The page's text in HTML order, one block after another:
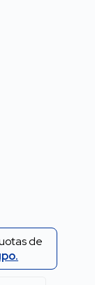
de